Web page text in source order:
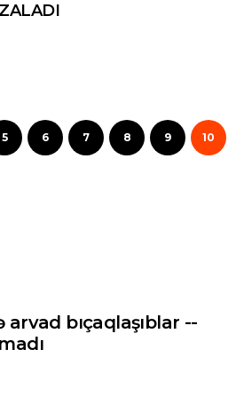
5 6 7 8 9 10
arvad bıçaqlaşıblar --